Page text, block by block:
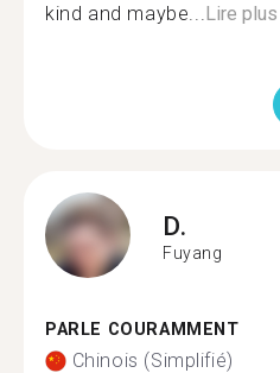
kind and maybe... Lire plus
D.
Fuyang
PARLE COURAMMENT
Chinois (Simplifié)